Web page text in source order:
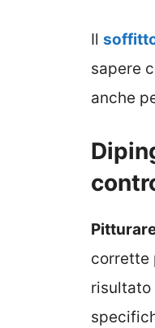
Il
sapere
anche
corrette
risultato